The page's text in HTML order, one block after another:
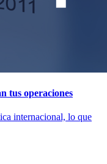
tus operaciones
internacional, lo que